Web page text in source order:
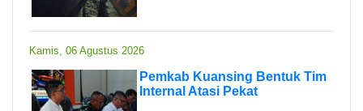
Kamis, 06 Agustus 2026
Pemkab Kuansing Bentuk Tim
Internal Atasi Pekat